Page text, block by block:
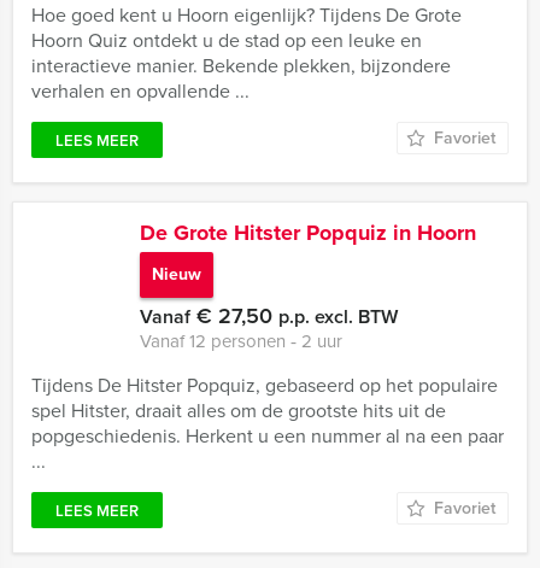
Hoe goed kent u Hoorn eigenlijk? Tijdens De Grote
Hoorn Quiz ontdekt u de stad op een leuke en
interactieve manier. Bekende plekken, bijzondere
verhalen en opvallende ...
LEES MEER Favoriet
De Grote Hitster Popquiz in Hoorn
Nieuw
Vanaf€ 27,50 p.p. excl. BTW
Vanaf 12 personen ‐ 2 uur
Tijdens De Hitster Popquiz, gebaseerd op het populaire
spel Hitster, draait alles om de grootste hits uit de
popgeschiedenis. Herkent u een nummer al na een paar
...
LEES MEER Favoriet